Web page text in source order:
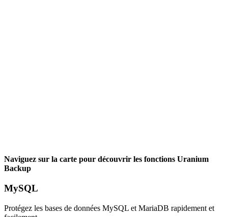
Naviguez sur la carte pour découvrir les fonctions Uranium
Backup
MySQL
Protégez les bases de données MySQL et MariaDB rapidement et